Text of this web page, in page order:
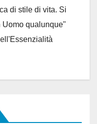
di stile di vita. Si
Uomo qualunque"